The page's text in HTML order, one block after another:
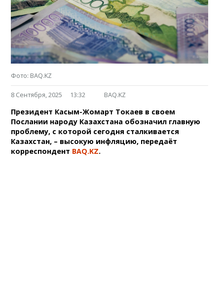
Фото: BAQ.KZ
8 Сентября, 2025 13:32 BAQ.KZ
Президент Касым-Жомарт Токаев в своем
Послании народу Казахстана обозначил главную
проблему, с которой сегодня сталкивается
Казахстан, – высокую инфляцию, передаёт
корреспондент BAQ.KZ.